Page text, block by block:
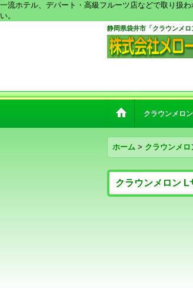
一流ホテル、デパート・高級フルーツ店などで取り扱
い。
静岡県袋井市「クラウンメロ
クラウンメロ
ホーム > クラウンメ
クラウンメロン